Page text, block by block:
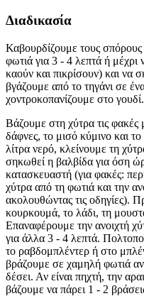
Διαδικασία
Καβουρδίζουμε τους σπόρους
φωτιά για 3 - 4 λεπτά ή
καούν και πικρίσουν) και να
βγάζουμε από το τηγάνι σε
χοντροκοπανίζουμε στο γουδί.
Βάζουμε στη χύτρα τις φακές
δάφνες, το μισό κύμινο και
λίτρα νερό, κλείνουμε τη
σηκωθεί η βαλβίδα για όση
κατασκευαστή (για φακές:
χύτρα από τη φωτιά και την
ακολουθώντας τις οδηγίες).
κουρκουμά, το λάδι, τη
Επαναφέρουμε την ανοιχτή
για άλλα 3 - 4 λεπτά.
το ραβδομπλέντερ ή στο
βράζουμε σε χαμηλή φωτιά
δέσει. Αν είναι πηχτή, την
βάζουμε να πάρει 1 - 2